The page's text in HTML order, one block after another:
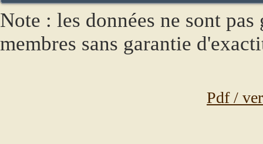
Note : les données ne sont
membres sans garantie
Pdf /